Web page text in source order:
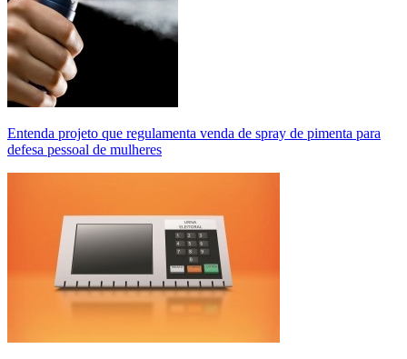
Entenda projeto que regulamenta venda de spray de pimenta para
defesa pessoal de mulheres